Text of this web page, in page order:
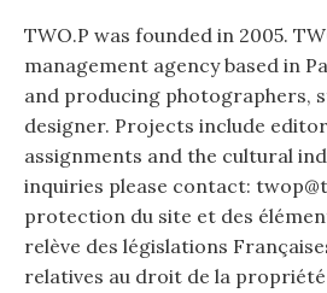
TWO.P was founded in 2005.
management agency based in
and producing photographers,
designer. Projects include
assignments and the cultural
inquiries please contact:
protection du site et des
relève des législations
relatives au droit de la